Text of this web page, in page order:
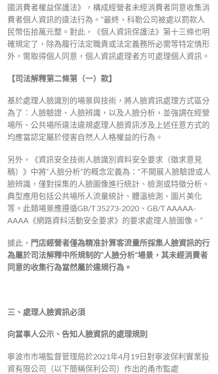
國消費者權益保護法》，構成經營者未經消費者同意收集消
費者個人資訊的違法行為。”最終，科勒公司被處以罰款人
民幣伍拾萬元整。對此，《個人資訊保護法》第十三條也明
確規定了，除為履行法定職責或法定義務所必需等特定情形
外，需取得個人同意，個人資訊處理者方可處理個人資訊。
【司法解釋第二條第（一）款】
基於處理人臉識別的場景與技術，將人臉資訊處理方式區分
為了：人臉驗證、人臉辨識，以及人臉分析，並強調在經營
場所、公共場所違法違規處理人臉資訊涉及上述任意方式的
均應當認定屬於侵害自然人人格權益的行為。
另外，《資訊安全技術人臉識別資料安全要求（徵求意見
稿）》中將“人臉分析”的概念定義為：“不開展人臉驗證或人
臉辨識，僅對採集的人臉圖像進行統計、檢測或特徵分析。
典型應用包括公共場所人流量統計、體溫檢測、圖片美化
等。此類場景應遵循GB/T 35273-2020、GB/T AAAAA-
AAAA《網路資料活動安全要求》的要求處理人臉圖像。”
據此， 門店經營者僅為精准計算客流量所採集人臉資訊的行
為屬於司法解釋中所規制的“人臉分析”場景，其未經消費者
同意的收集行為當然屬於違規行為。
三、處理人臉資訊必須
向當事人公示、告知人臉資訊的處理規則
寧波市市場監督管理局於2021年4月19日對寧波保利實業投
資有限公司（以下簡稱保利公司）作出的甬市監處